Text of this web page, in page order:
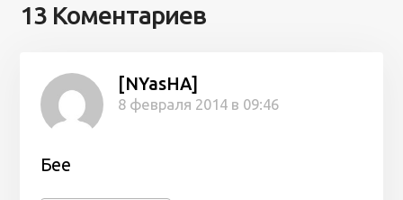
13 Коментариев
[NYasHA]
8 февраля 2014 в 09:46
Бее